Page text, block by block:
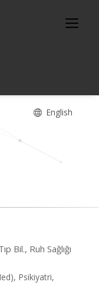
English
Bil., Ruh Sağlığı
Psikiyatri,